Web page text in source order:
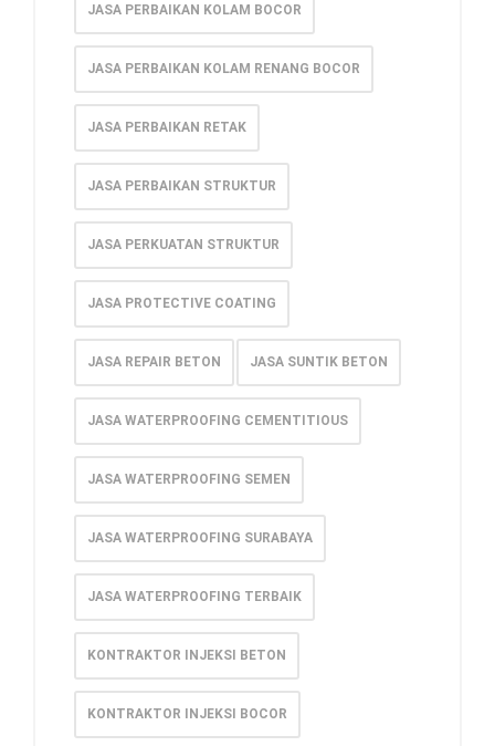
JASA PERBAIKAN KOLAM BOCOR
JASA PERBAIKAN KOLAM RENANG BOCOR
JASA PERBAIKAN RETAK
JASA PERBAIKAN STRUKTUR
JASA PERKUATAN STRUKTUR
JASA PROTECTIVE COATING
JASA REPAIR BETON JASA SUNTIK BETON
JASA WATERPROOFING CEMENTITIOUS
JASA WATERPROOFING SEMEN
JASA WATERPROOFING SURABAYA
JASA WATERPROOFING TERBAIK
KONTRAKTOR INJEKSI BETON
KONTRAKTOR INJEKSI BOCOR